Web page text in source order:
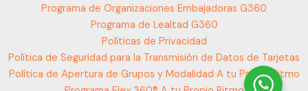
Programa de Organizaciones Embajadoras G360
Programa de Lealtad G360
Políticas de Privacidad
Política de Seguridad para la Transmisión de Datos de Tarjetas
Política de Apertura de Grupos y Modalidad A tu Propio Ritmo